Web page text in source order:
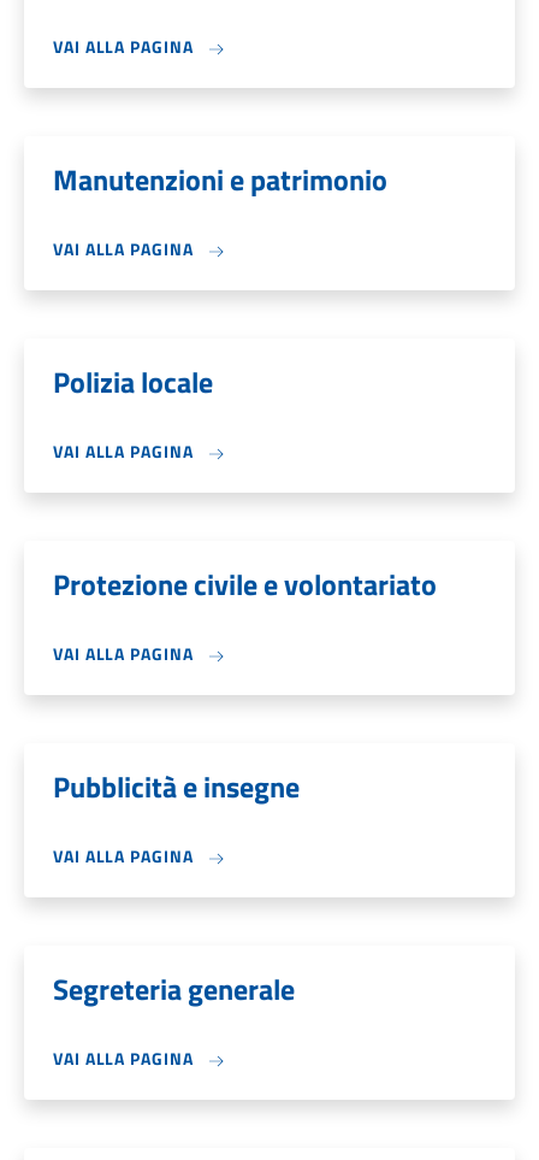
VAI ALLA PAGINA
Manutenzioni e patrimonio
VAI ALLA PAGINA
Polizia locale
VAI ALLA PAGINA
Protezione civile e volontariato
VAI ALLA PAGINA
Pubblicità e insegne
VAI ALLA PAGINA
Segreteria generale
VAI ALLA PAGINA